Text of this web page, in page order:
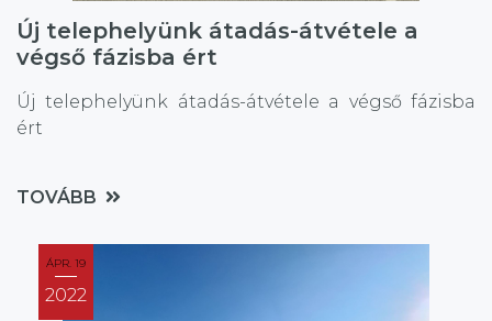
Új telephelyünk átadás-átvétele a
végső fázisba ért
Új telephelyünk átadás-átvétele a végső fázisba
ért
TOVÁBB
ÁPR. 19
2022